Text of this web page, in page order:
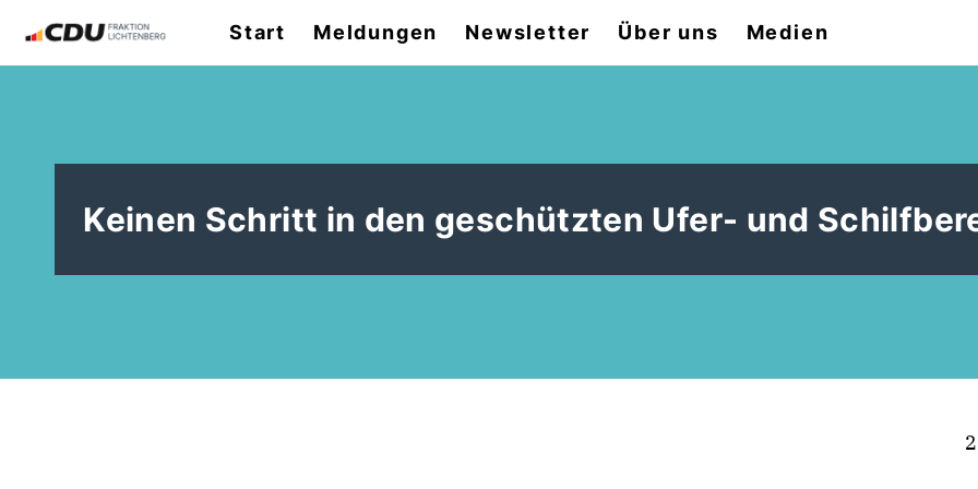
Start Meldungen Newsletter Über uns Medien
Keinen Schritt in den geschützten Ufer- und